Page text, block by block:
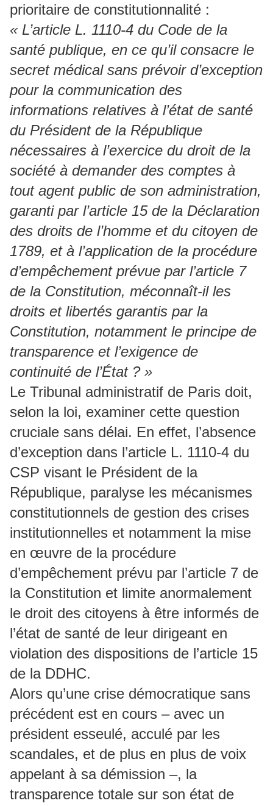
prioritaire de constitutionnalité :
« L’article L. 1110-4 du Code de la
santé publique, en ce qu’il consacre le
secret médical sans prévoir d’exception
pour la communication des
informations relatives à l’état de santé
du Président de la République
nécessaires à l’exercice du droit de la
société à demander des comptes à
tout agent public de son administration,
garanti par l’article 15 de la Déclaration
des droits de l’homme et du citoyen de
1789, et à l’application de la procédure
d’empêchement prévue par l’article 7
de la Constitution, méconnaît-il les
droits et libertés garantis par la
Constitution, notamment le principe de
transparence et l’exigence de
continuité de l’État ? »
Le Tribunal administratif de Paris doit,
selon la loi, examiner cette question
cruciale sans délai. En effet, l’absence
d’exception dans l’article L. 1110-4 du
CSP visant le Président de la
République, paralyse les mécanismes
constitutionnels de gestion des crises
institutionnelles et notamment la mise
en œuvre de la procédure
d’empêchement prévu par l’article 7 de
la Constitution et limite anormalement
le droit des citoyens à être informés de
l’état de santé de leur dirigeant en
violation des dispositions de l’article 15
de la DDHC.
Alors qu’une crise démocratique sans
précédent est en cours – avec un
président esseulé, acculé par les
scandales, et de plus en plus de voix
appelant à sa démission –, la
transparence totale sur son état de